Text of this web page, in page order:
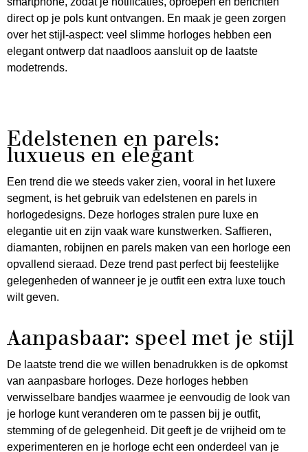
direct op je pols kunt ontvangen. En maak je geen zorgen
over het stijl-aspect: veel slimme horloges hebben een
elegant ontwerp dat naadloos aansluit op de laatste
modetrends.
Edelstenen en parels:
luxueus en elegant
Een trend die we steeds vaker zien, vooral in het luxere
segment, is het gebruik van edelstenen en parels in
horlogedesigns. Deze horloges stralen pure luxe en
elegantie uit en zijn vaak ware kunstwerken. Saffieren,
diamanten, robijnen en parels maken van een horloge een
opvallend sieraad. Deze trend past perfect bij feestelijke
gelegenheden of wanneer je je outfit een extra luxe touch
wilt geven.
Aanpasbaar: speel met je stijl
De laatste trend die we willen benadrukken is de opkomst
van aanpasbare horloges. Deze horloges hebben
verwisselbare bandjes waarmee je eenvoudig de look van
je horloge kunt veranderen om te passen bij je outfit,
stemming of de gelegenheid. Dit geeft je de vrijheid om te
experimenteren en je horloge echt een onderdeel van je